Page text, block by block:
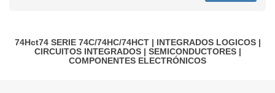
74Hct74 SERIE 74C/74HC/74HCT| INTEGRADOS LOGICOS|
CIRCUITOS INTEGRADOS| SEMICONDUCTORES|
COMPONENTES ELECTRÓNICOS